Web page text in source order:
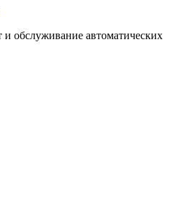
обслуживание автоматических